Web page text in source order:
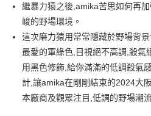
玉山商業銀行
台新國際商業銀行
台灣樂天信用卡公司
【大哥付你分期使用說明】
1.本服務由台灣大哥大提供，台灣大哥大
2.付款方式選擇「大哥付你分期」，訂單
流程，驗證手機門號後，選擇欲分期的期
成交易。
3.實際核准額度、可分期數及費用金額請
4.訂單成立30分鐘內，如未前往確認交易
AFTEE先享後付
相關說明
【關於「AFTEE先享後付」】
AFTEE先享後付是「在收到商品之後才
便利好安心！
１．簡單：不需註冊會員、不需綁卡、不
貨到付款
繼暴力猿之後,amika苦思如何再
峻的野場環境。
這次磨力猿用常常隱藏於野場背
最愛的軍綠色,目視絕不高調,殺氣
用黑色修飾,給你滿滿的低調殺氣
計,讓amika在剛剛結束的2024大
本廠商及觀眾注目,低調的野場潮